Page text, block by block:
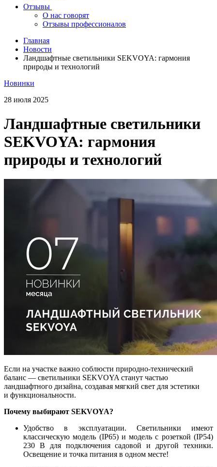
Отзывы
О нас говорят
Отзывы профессионалов
Главная
Новости
Ландшафтные светильники SEKVOYA: гармония
природы и технологий
Новинки
28 июля 2025
Ландшафтные светильники
SEKVOYA: гармония
природы и технологий
Если на участке важно соблюсти природно-технический
баланс — светильники SEKVOYA станут частью
ландшафтного дизайна, создавая мягкий свет для эстетики
и функциональности.
Почему выбирают SEKVOYA?
Удобство в эксплуатации. Светильники имеют
классическую модель (IP65) и модель с розеткой (IP54)
230 В для подключения садовой и другой техники.
Освещение и точка питания в одном месте!